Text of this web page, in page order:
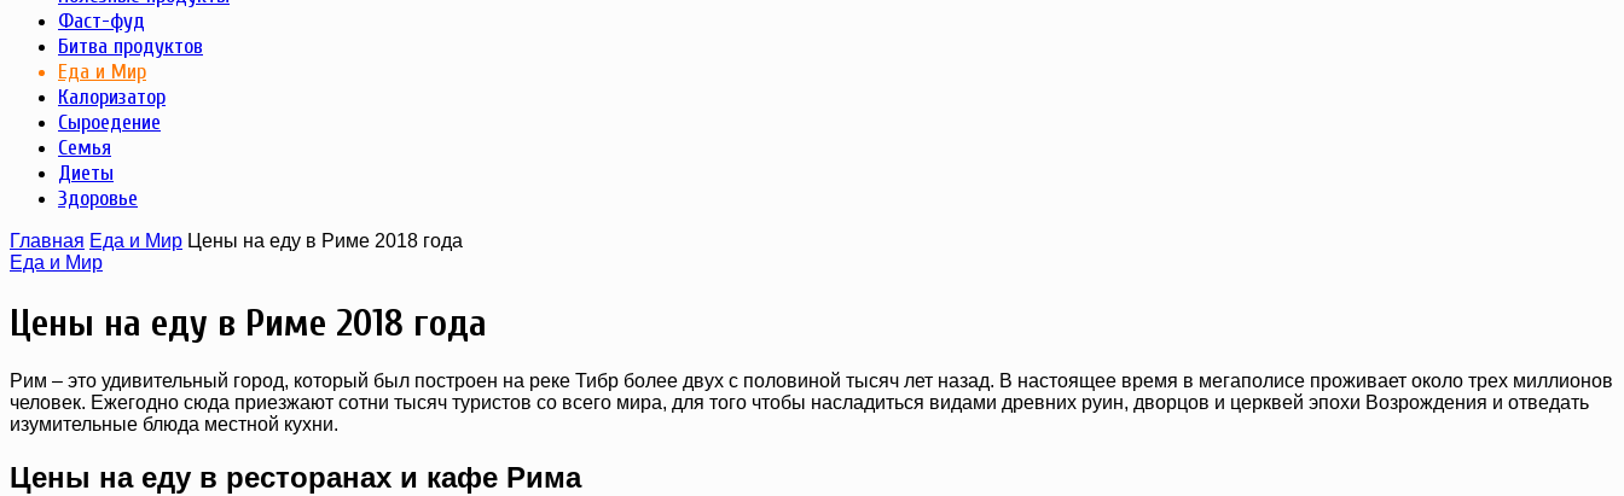
Фаст-фуд
Битва продуктов
Еда и Мир
Калоризатор
Сыроедение
Семья
Диеты
Здоровье
Главная Еда и Мир Цены на еду в Риме 2018 года
Еда и Мир
Цены на еду в Риме 2018 года
Рим – это удивительный город, который был построен на реке Тибр более двух с половиной тысяч лет назад. В настоящее время в мегаполисе проживает около трех миллионов
человек. Ежегодно сюда приезжают сотни тысяч туристов со всего мира, для того чтобы насладиться видами древних руин, дворцов и церквей эпохи Возрождения и отведать
изумительные блюда местной кухни.
Цены на еду в ресторанах и кафе Рима